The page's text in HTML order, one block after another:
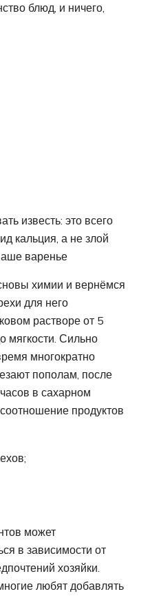
блюд, и ничего,
известь: это всего
кальция, а не злой
варенье
химии и вернёмся
для него
растворе от 5
мягкости. Сильно
многократно
пополам, после
в сахарном
продуктов
может
в зависимости от
хозяйки.
любят добавлять